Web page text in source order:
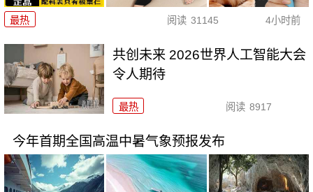
最热 阅读 31145 4小时前
共创未来 2026世界人工智能大会
令人期待
最热 阅读 8917
今年首期全国高温中暑气象预报发布